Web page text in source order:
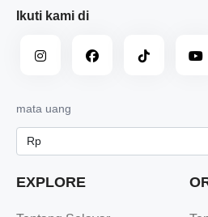
Ikuti kami di
mata uang
EXPLORE